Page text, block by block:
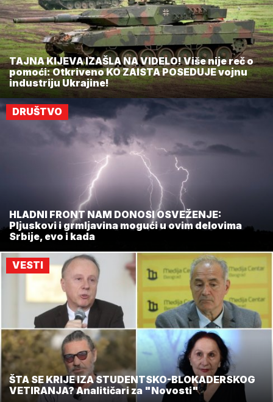
TAJNA KIJEVA IZAŠLA NA VIDELO! Više nije reč o
pomoći: Otkriveno KO ZAISTA POSEDUJE vojnu
industriju Ukrajine!
DRUŠTVO
HLADNI FRONT NAM DONOSI OSVEŽENJE:
Pljuskovi i grmljavina mogući u ovim delovima
Srbije, evo i kada
VESTI
ŠTA SE KRIJE IZA STUDENTSKO-BLOKADERSKOG
VETIRANJA? Analitičari za "Novosti"